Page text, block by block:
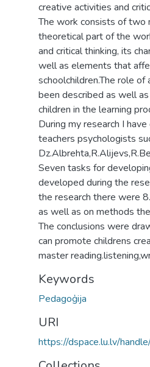
creative activities and
The work consists of two
theoretical part of the
and critical thinking, its
well as elements that
schoolchildren.The role
been described as well
children in the learning
During my research I
teachers psychologists
Seven tasks for
developed during the
the research there were
as well as on methods
The conclusions were
can promote childrens
master
Keywords
Pedagoģija
URI
https://dspace.lu.lv/